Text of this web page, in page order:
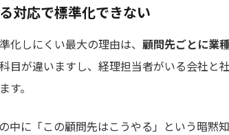
対応で標準化できない
化しにくい最大の理由は、 顧問先ごとに業
目が違いますし、経理担当者がいる会社と
す。
中に「この顧問先はこうやる」という暗黙